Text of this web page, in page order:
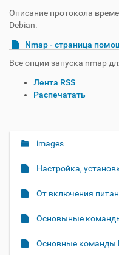
Описание протокола
Debian.
Nmap - страница
Все опции запуска nmap
а
и
с
о
Лента RSS
Распечатать
Н
а
в
и
г
а
ц
images
Настройка,
От включения
Основыные
Основные команды